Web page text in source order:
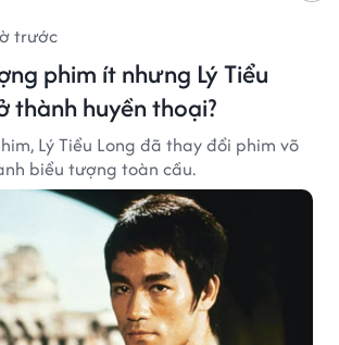
trước
phim ít nhưng Lý Tiểu
thành huyền thoại?
Lý Tiểu Long đã thay đổi phim võ
biểu tượng toàn cầu.